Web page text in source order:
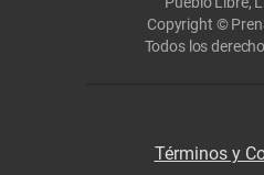
Copyright ©
Todos los
Términos y